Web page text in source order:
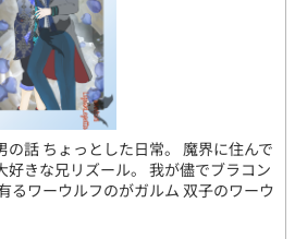
話 ちょっとした日常。 魔界に住んで
好きな兄リズール。 我が儘でブラコン
るワーウルフのがガルム 双子のワーウ